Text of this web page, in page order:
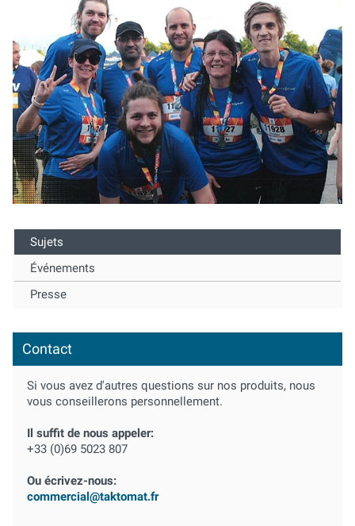
Sujets
Événements
Presse
Contact
Si vous avez d'autres questions sur nos produits, nous
vous conseillerons personnellement.
Il suffit de nous appeler:
+33 (0)69 5023 807
Ou écrivez-nous:
commercial@taktomat.fr